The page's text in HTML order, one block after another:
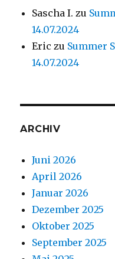
Sascha I. zu
14.07.2024
Eric zu Summer
14.07.2024
ARCHIV
Juni 2026
April 2026
Januar 2026
Dezember 2025
Oktober 2025
September 2025